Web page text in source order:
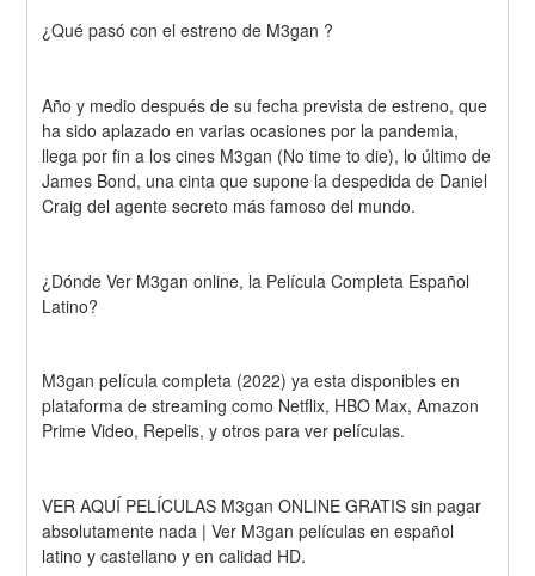
¿Qué pasó con el estreno de M3gan ?
Año y medio después de su fecha prevista de estreno, que
ha sido aplazado en varias ocasiones por la pandemia,
llega por fin a los cines M3gan (No time to die), lo último de
James Bond, una cinta que supone la despedida de Daniel
Craig del agente secreto más famoso del mundo.
¿Dónde Ver M3gan online, la Película Completa Español
Latino?
M3gan película completa (2022) ya esta disponibles en
plataforma de streaming como Netflix, HBO Max, Amazon
Prime Video, Repelis, y otros para ver películas.
VER AQUÍ PELÍCULAS M3gan ONLINE GRATIS sin pagar
absolutamente nada | Ver M3gan películas en español
latino y castellano y en calidad HD.